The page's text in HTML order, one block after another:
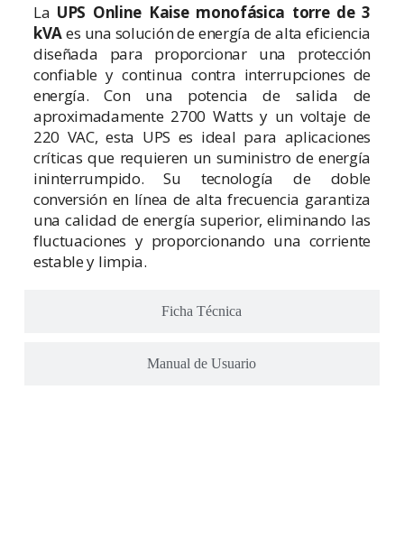
Ficha Técnica
Manual de Usuario
La UPS Online Kaise monofásica torre de 3
kVAes una solución de energía de alta eficiencia
diseñada para proporcionar una protección
confiable y continua contra interrupciones de
energía. Con una potencia de salida de
aproximadamente 2700 Watts y un voltaje de
220 VAC, esta UPS es ideal para aplicaciones
críticas que requieren un suministro de energía
ininterrumpido. Su tecnología de doble
conversión en línea de alta frecuencia garantiza
una calidad de energía superior, eliminando las
fluctuaciones y proporcionando una corriente
estable y limpia.